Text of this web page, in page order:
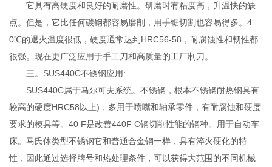
它具有高硬度和良好的耐磨性。研磨时有粘度高，升温快的缺
点。但是，它比任何碳钢都容易磨削，用手锯切割也容易得多。4
0℃的退火温度很低，硬度通常达到HRC56-58，耐腐蚀性和韧性都
很强。现在更广泛应用于手工刀和高质量的工厂制刀。
三。SUS440C不锈钢应用:
SUS440C属于马尔可夫系统。不锈钢，根本不锈钢耐热钢具有
较高的硬度HRC58以上)，多用于喷嘴和轴承零件，有耐腐蚀和硬度
要求的模具等。40 F是改善440F C钢切削性能的钢种。用于自动车
床。马氏体类型不锈钢它和普通合金钢一样，具有淬火硬化的特
性，因此通过选择牌号和热处理条件，可以获得大范围的不同机械